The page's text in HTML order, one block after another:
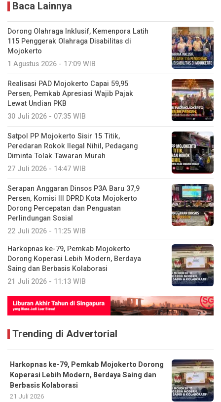
Baca Lainnya
Dorong Olahraga Inklusif, Kemenpora Latih
115 Penggerak Olahraga Disabilitas di
Mojokerto
1 Agustus 2026 - 17:09 WIB
Realisasi PAD Mojokerto Capai 59,95
Persen, Pemkab Apresiasi Wajib Pajak
Lewat Undian PKB
30 Juli 2026 - 07:35 WIB
Satpol PP Mojokerto Sisir 15 Titik,
Peredaran Rokok Ilegal Nihil, Pedagang
Diminta Tolak Tawaran Murah
27 Juli 2026 - 14:47 WIB
Serapan Anggaran Dinsos P3A Baru 37,9
Persen, Komisi III DPRD Kota Mojokerto
Dorong Percepatan dan Penguatan
Perlindungan Sosial
22 Juli 2026 - 11:25 WIB
Harkopnas ke-79, Pemkab Mojokerto
Dorong Koperasi Lebih Modern, Berdaya
Saing dan Berbasis Kolaborasi
21 Juli 2026 - 11:13 WIB
Trending di Advertorial
Harkopnas ke-79, Pemkab Mojokerto Dorong
Koperasi Lebih Modern, Berdaya Saing dan
Berbasis Kolaborasi
21 Juli 2026